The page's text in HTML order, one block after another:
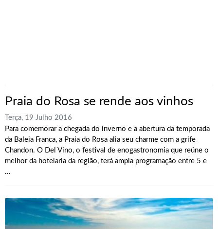
Praia do Rosa se rende aos vinhos
Terça, 19 Julho 2016
Para comemorar a chegada do inverno e a abertura da temporada
da Baleia Franca, a Praia do Rosa alia seu charme com a grife
Chandon. O Del Vino, o festival de enogastronomia que reúne o
melhor da hotelaria da região, terá ampla programação entre 5 e
...